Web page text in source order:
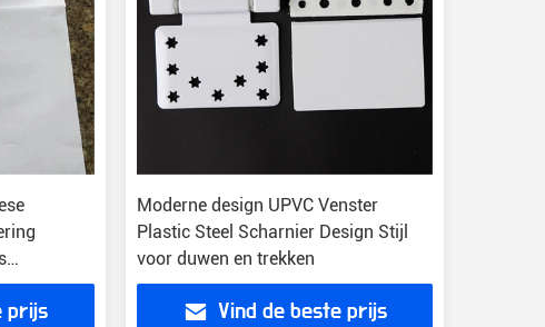
prijs
Moderne design UPVC Venster
Plastic Steel Scharnier Design Stijl
voor duwen en trekken
Vind de beste prijs